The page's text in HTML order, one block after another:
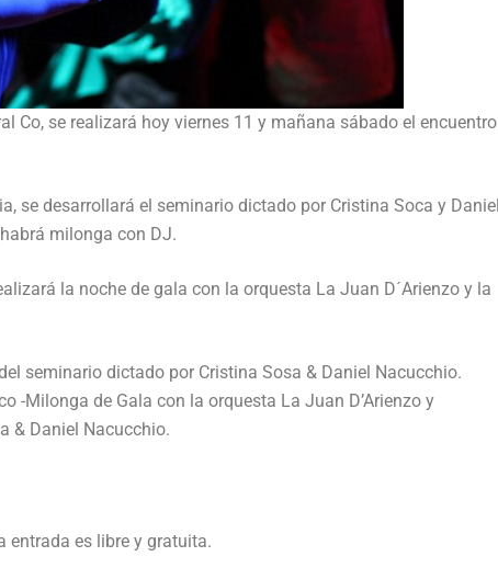
Co, se realizará hoy viernes 11 y mañana sábado el encuentro
se desarrollará el seminario dictado por Cristina Soca y Daniel
milonga con DJ.
la noche de gala con la orquesta La Juan D´Arienzo y la
seminario dictado por Cristina Sosa & Daniel Nacucchio.
-Milonga de Gala con la orquesta La Juan D’Arienzo y
& Daniel Nacucchio.
entrada es libre y gratuita.